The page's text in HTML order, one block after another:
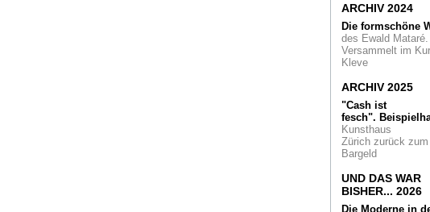
Vergessene Meister
Malerei aus der
britischen
In der Leica
Vogel - Meister der
50 Jahre Kult-
Bläck Fööss: Eine
Kölsche Institution
Pflanzenadoption
man heimatlose
ARCHIV 2024
Die formschöne
des Ewald Mataré.
Versammelt im
Kleve
ARCHIV 2025
"Cash ist
fesch".
Kunsthaus
Zürich zurück zum
Bargeld
UND DAS WAR
BISHER... 2026
Die Moderne in